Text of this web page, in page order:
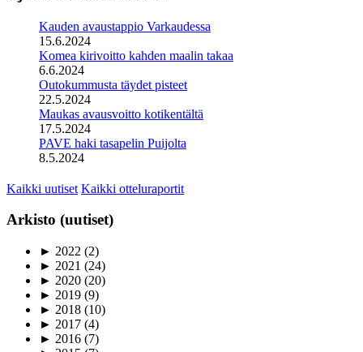
Kauden avaustappio Varkaudessa
15.6.2024
Komea kirivoitto kahden maalin takaa
6.6.2024
Outokummusta täydet pisteet
22.5.2024
Maukas avausvoitto kotikentältä
17.5.2024
PAVE haki tasapelin Puijolta
8.5.2024
Kaikki uutiset Kaikki otteluraportit
Arkisto (uutiset)
► 2022 (2)
► 2021 (24)
► 2020 (20)
► 2019 (9)
► 2018 (10)
► 2017 (4)
► 2016 (7)